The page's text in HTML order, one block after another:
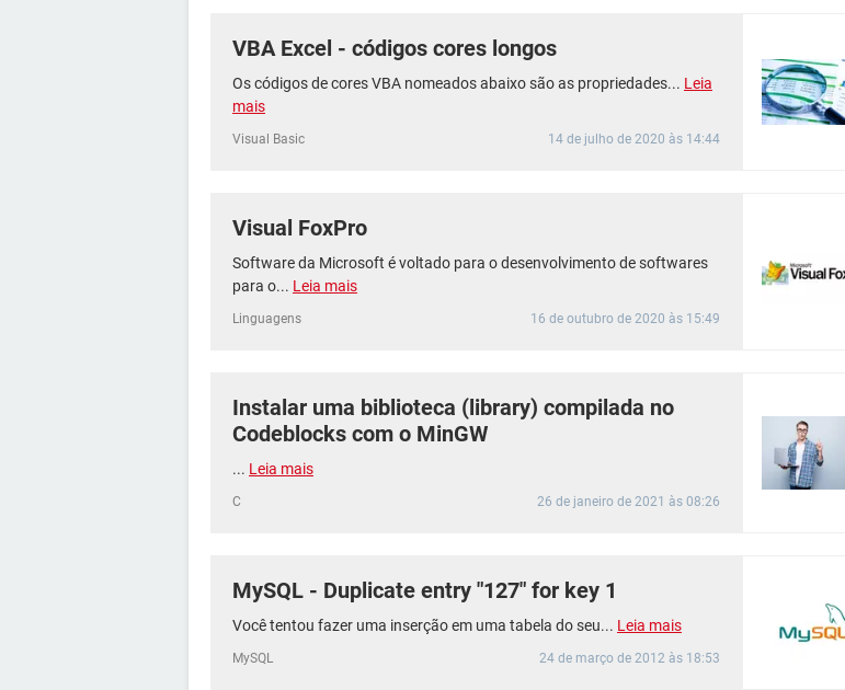
VBA Excel - códigos cores longos
Os códigos de cores VBA nomeados abaixo são as propriedades... Leia
mais
Visual Basic 14 de julho de 2020 às 14:44
Visual FoxPro
Software da Microsoft é voltado para o desenvolvimento de softwares
para o... Leia mais
Linguagens 16 de outubro de 2020 às 15:49
Instalar uma biblioteca (library) compilada no
Codeblocks com o MinGW
... Leia mais
C 26 de janeiro de 2021 às 08:26
MySQL - Duplicate entry "127" for key 1
Você tentou fazer uma inserção em uma tabela do seu... Leia mais
MySQL 24 de março de 2012 às 18:53